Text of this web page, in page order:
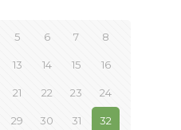
5 6 7 8
13 14 15 16
21 22 23 24
29 30 31 32